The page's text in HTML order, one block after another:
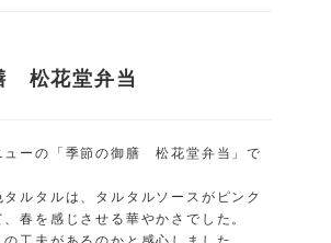
松花堂弁当
ューの「季節の御膳 松花堂弁当」で
ルタルは、タルタルソースがピンク
春を感じさせる華やかさでした。